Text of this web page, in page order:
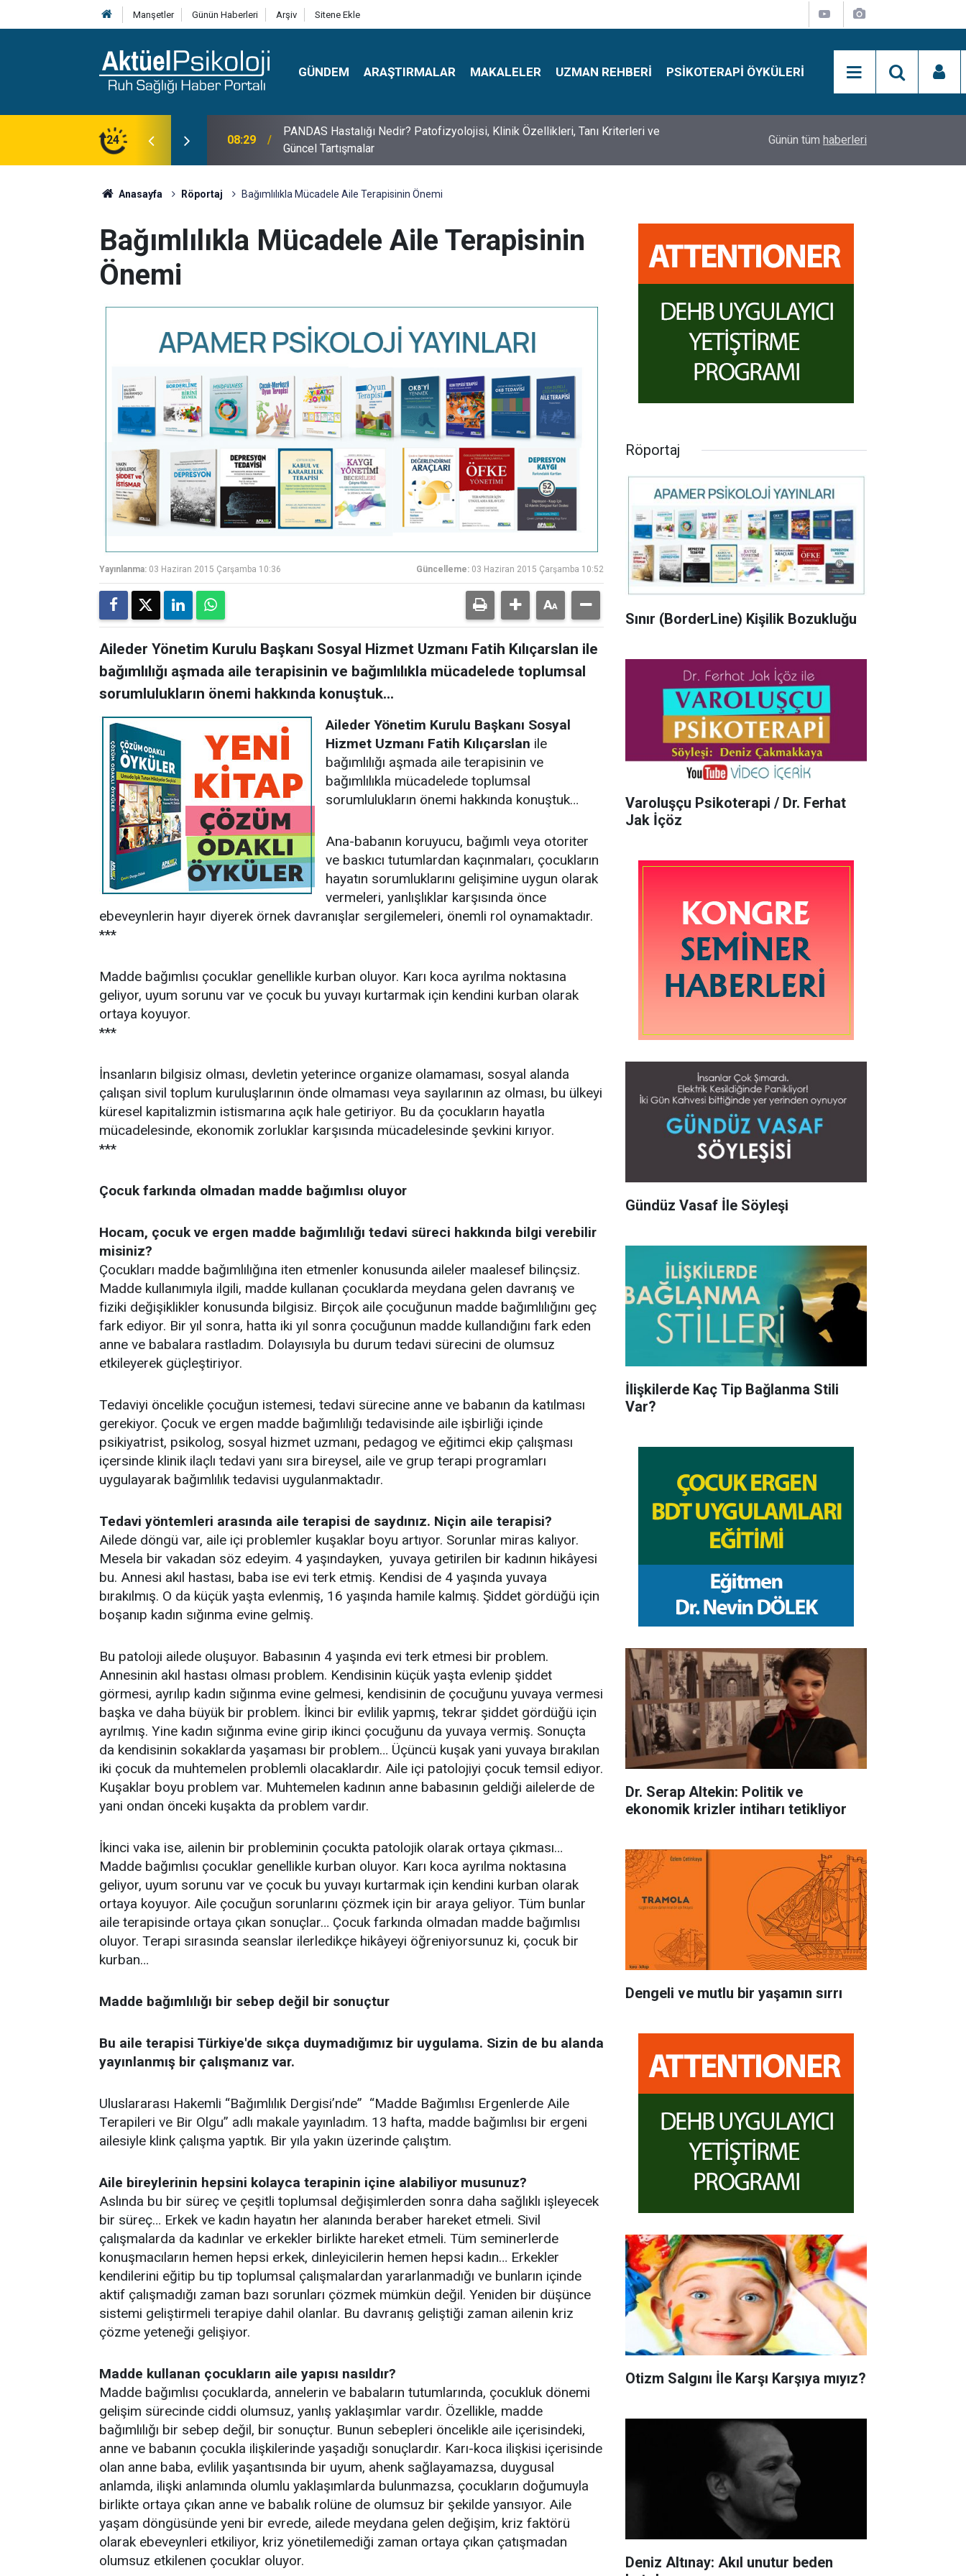
Manşetler Günün Haberleri Arşiv Sitene Ekle
GÜNDEM ARAŞTIRMALAR MAKALELER UZMAN REHBERI PSIKOTERAPI ÖYKÜLERI
24
Güncel Tartışmalar
10:30
10 Mayıs Psikologlar Günü Nasıl Ortaya Çıktı? 10 Mayıs Tarihinin Hikayesi Simon Says Dikkat Programı Nedir?
Günün tüm haberleri
Anasayfa Röportaj Bağımlılıkla Mücadele Aile Terapisinin Önemi
Bağımlılıkla Mücadele Aile Terapisinin
Önemi
Yayınlanma: 03 Haziran 2015 Çarşamba 10:36 Güncelleme: 03 Haziran 2015 Çarşamba 10:52
Aileder Yönetim Kurulu Başkanı Sosyal Hizmet Uzmanı Fatih Kılıçarslan ile
bağımlılığı aşmada aile terapisinin ve bağımlılıkla mücadelede toplumsal
sorumlulukların önemi hakkında konuştuk…
Aileder Yönetim Kurulu Başkanı Sosyal
Hizmet Uzmanı Fatih Kılıçarslan ile
bağımlılığı aşmada aile terapisinin ve
bağımlılıkla mücadelede toplumsal
sorumlulukların önemi hakkında konuştuk…
Ana-babanın koruyucu, bağımlı veya otoriter
ve baskıcı tutumlardan kaçınmaları, çocukların
hayatın sorumluklarını gelişimine uygun olarak
vermeleri, yanlışlıklar karşısında önce
ebeveynlerin hayır diyerek örnek davranışlar sergilemeleri, önemli rol oynamaktadır.
***
Madde bağımlısı çocuklar genellikle kurban oluyor. Karı koca ayrılma noktasına
geliyor, uyum sorunu var ve çocuk bu yuvayı kurtarmak için kendini kurban olarak
ortaya koyuyor.
***
İnsanların bilgisiz olması, devletin yeterince organize olamaması, sosyal alanda
çalışan sivil toplum kuruluşlarının önde olmaması veya sayılarının az olması, bu ülkeyi
küresel kapitalizmin istismarına açık hale getiriyor. Bu da çocukların hayatla
mücadelesinde, ekonomik zorluklar karşısında mücadelesinde şevkini kırıyor.
***
Çocuk farkında olmadan madde bağımlısı oluyor
Hocam, çocuk ve ergen madde bağımlılığı tedavi süreci hakkında bilgi verebilir
misiniz?
Çocukları madde bağımlılığına iten etmenler konusunda aileler maalesef bilinçsiz.
Madde kullanımıyla ilgili, madde kullanan çocuklarda meydana gelen davranış ve
fiziki değişiklikler konusunda bilgisiz. Birçok aile çocuğunun madde bağımlılığını geç
fark ediyor. Bir yıl sonra, hatta iki yıl sonra çocuğunun madde kullandığını fark eden
anne ve babalara rastladım. Dolayısıyla bu durum tedavi sürecini de olumsuz
etkileyerek güçleştiriyor.
Tedaviyi öncelikle çocuğun istemesi, tedavi sürecine anne ve babanın da katılması
gerekiyor. Çocuk ve ergen madde bağımlılığı tedavisinde aile işbirliği içinde
psikiyatrist, psikolog, sosyal hizmet uzmanı, pedagog ve eğitimci ekip çalışması
içersinde klinik ilaçlı tedavi yanı sıra bireysel, aile ve grup terapi programları
uygulayarak bağımlılık tedavisi uygulanmaktadır.
Tedavi yöntemleri arasında aile terapisi de saydınız. Niçin aile terapisi?
Ailede döngü var, aile içi problemler kuşaklar boyu artıyor. Sorunlar miras kalıyor.
Mesela bir vakadan söz edeyim. 4 yaşındayken, yuvaya getirilen bir kadının hikâyesi
bu. Annesi akıl hastası, baba ise evi terk etmiş. Kendisi de 4 yaşında yuvaya
bırakılmış. O da küçük yaşta evlenmiş, 16 yaşında hamile kalmış. Şiddet gördüğü için
boşanıp kadın sığınma evine gelmiş.
Bu patoloji ailede oluşuyor. Babasının 4 yaşında evi terk etmesi bir problem.
Annesinin akıl hastası olması problem. Kendisinin küçük yaşta evlenip şiddet
görmesi, ayrılıp kadın sığınma evine gelmesi, kendisinin de çocuğunu yuvaya vermesi
başka ve daha büyük bir problem. İkinci bir evlilik yapmış, tekrar şiddet gördüğü için
ayrılmış. Yine kadın sığınma evine girip ikinci çocuğunu da yuvaya vermiş. Sonuçta
da kendisinin sokaklarda yaşaması bir problem… Üçüncü kuşak yani yuvaya bırakılan
iki çocuk da muhtemelen problemli olacaklardır. Aile içi patolojiyi çocuk temsil ediyor.
Kuşaklar boyu problem var. Muhtemelen kadının anne babasının geldiği ailelerde de
yani ondan önceki kuşakta da problem vardır.
İkinci vaka ise, ailenin bir probleminin çocukta patolojik olarak ortaya çıkması…
Madde bağımlısı çocuklar genellikle kurban oluyor. Karı koca ayrılma noktasına
geliyor, uyum sorunu var ve çocuk bu yuvayı kurtarmak için kendini kurban olarak
ortaya koyuyor. Aile çocuğun sorunlarını çözmek için bir araya geliyor. Tüm bunlar
aile terapisinde ortaya çıkan sonuçlar… Çocuk farkında olmadan madde bağımlısı
oluyor. Terapi sırasında seanslar ilerledikçe hikâyeyi öğreniyorsunuz ki, çocuk bir
kurban…
Madde bağımlılığı bir sebep değil bir sonuçtur
Bu aile terapisi Türkiye'de sıkça duymadığımız bir uygulama. Sizin de bu alanda
yayınlanmış bir çalışmanız var.
Uluslararası Hakemli “Bağımlılık Dergisi’nde” “Madde Bağımlısı Ergenlerde Aile
Terapileri ve Bir Olgu” adlı makale yayınladım. 13 hafta, madde bağımlısı bir ergeni
ailesiyle klink çalışma yaptık. Bir yıla yakın üzerinde çalıştım.
Aile bireylerinin hepsini kolayca terapinin içine alabiliyor musunuz?
Aslında bu bir süreç ve çeşitli toplumsal değişimlerden sonra daha sağlıklı işleyecek
bir süreç… Erkek ve kadın hayatın her alanında beraber hareket etmeli. Sivil
çalışmalarda da kadınlar ve erkekler birlikte hareket etmeli. Tüm seminerlerde
konuşmacıların hemen hepsi erkek, dinleyicilerin hemen hepsi kadın… Erkekler
kendilerini eğitip bu tip toplumsal çalışmalardan yararlanmadığı ve bunların içinde
aktif çalışmadığı zaman bazı sorunları çözmek mümkün değil. Yeniden bir düşünce
sistemi geliştirmeli terapiye dahil olanlar. Bu davranış geliştiği zaman ailenin kriz
çözme yeteneği gelişiyor.
Madde kullanan çocukların aile yapısı nasıldır?
Madde bağımlısı çocuklarda, annelerin ve babaların tutumlarında, çocukluk dönemi
gelişim sürecinde ciddi olumsuz, yanlış yaklaşımlar vardır. Özellikle, madde
bağımlılığı bir sebep değil, bir sonuçtur. Bunun sebepleri öncelikle aile içerisindeki,
anne ve babanın çocukla ilişkilerinde yaşadığı sonuçlardır. Karı-koca ilişkisi içerisinde
olan anne baba, evlilik yaşantısında bir uyum, ahenk sağlayamazsa, duygusal
anlamda, ilişki anlamında olumlu yaklaşımlarda bulunmazsa, çocukların doğumuyla
birlikte ortaya çıkan anne ve babalık rolüne de olumsuz bir şekilde yansıyor. Aile
yaşam döngüsünde yeni bir evrede, ailede meydana gelen değişim, kriz faktörü
olarak ebeveynleri etkiliyor, kriz yönetilemediği zaman ortaya çıkan çatışmadan
olumsuz etkilenen çocuklar oluyor.
Röportaj
Sınır (BorderLine) Kişilik Bozukluğu
Varoluşçu Psikoterapi / Dr. Ferhat
Jak İçöz
Gündüz Vasaf İle Söyleşi
İlişkilerde Kaç Tip Bağlanma Stili
Var?
Dr. Serap Altekin: Politik ve
ekonomik krizler intiharı tetikliyor
Dengeli ve mutlu bir yaşamın sırrı
Otizm Salgını İle Karşı Karşıya mıyız?
Deniz Altınay: Akıl unutur beden